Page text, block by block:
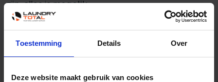
Toestemming Details Over
Deze website maakt gebruik van cookies
zijn, alles is mogelijk.
Een bedrijfswasmachine
aanschaffen bij Laundry Total?
Wanneer u ervoor kiest om een
bedrijfswasmachine aan te schaffen bij Laundry